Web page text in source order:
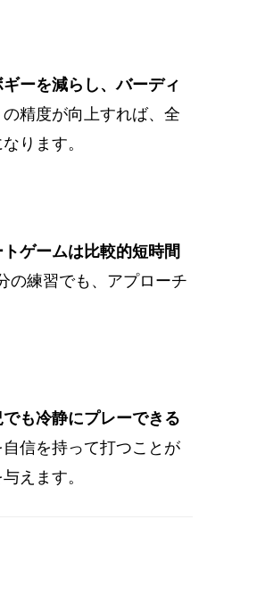
ーを減らし、バーディ
精度が向上すれば、全
ります。
ゲームは比較的短時間
の練習でも、アプローチ
も冷静にプレーできる
信を持って打つことが
えます。